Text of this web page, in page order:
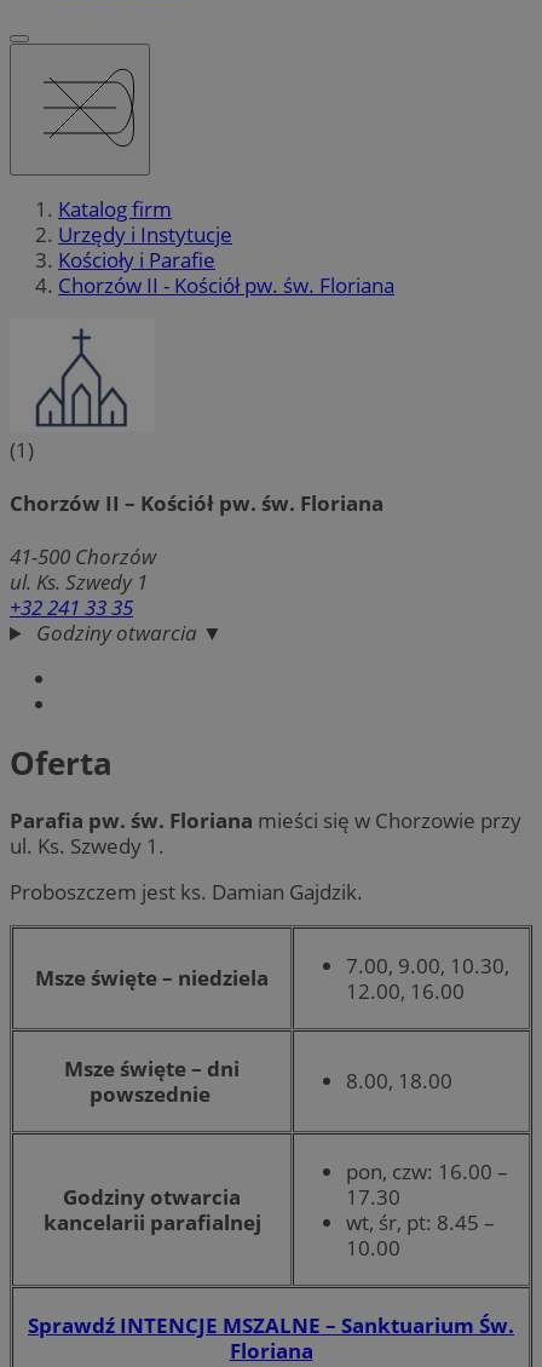
Katalog firm
Urzędy i Instytucje
Kościoły i Parafie
Chorzów II - Kościół pw. św. Floriana
(1)
Chorzów II – Kościół pw. św. Floriana
41-500 Chorzów
ul. Ks. Szwedy 1
+32 241 33 35
Godziny otwarcia ▼
Oferta
Parafia pw. św. Floriana mieści się w Chorzowie przy
ul. Ks. Szwedy 1.
Proboszczem jest ks. Damian Gajdzik.
Msze święte – niedziela
7.00, 9.00, 10.30,
12.00, 16.00
Msze święte – dni
powszednie
8.00, 18.00
Godziny otwarcia
kancelarii parafialnej
pon, czw: 16.00 –
17.30
wt, śr, pt: 8.45 –
10.00
Sprawdź INTENCJE MSZALNE – Sanktuarium Św.
Floriana